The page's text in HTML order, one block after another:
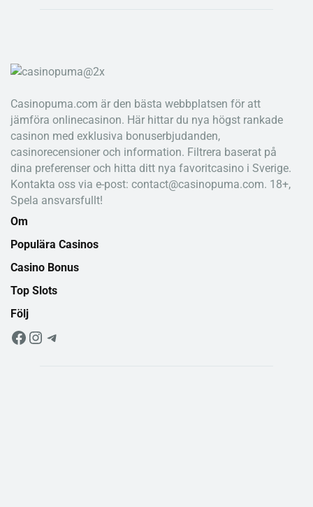
Casinopuma.com är den bästa webbplatsen för att
jämföra onlinecasinon. Här hittar du nya högst rankade
casinon med exklusiva bonuserbjudanden,
casinorecensioner och information. Filtrera baserat på
dina preferenser och hitta ditt nya favoritcasino i Sverige.
Kontakta oss via e-post: contact@casinopuma.com. 18+,
Spela ansvarsfullt!
Om
Populära Casinos
Casino Bonus
Top Slots
Följ
F I